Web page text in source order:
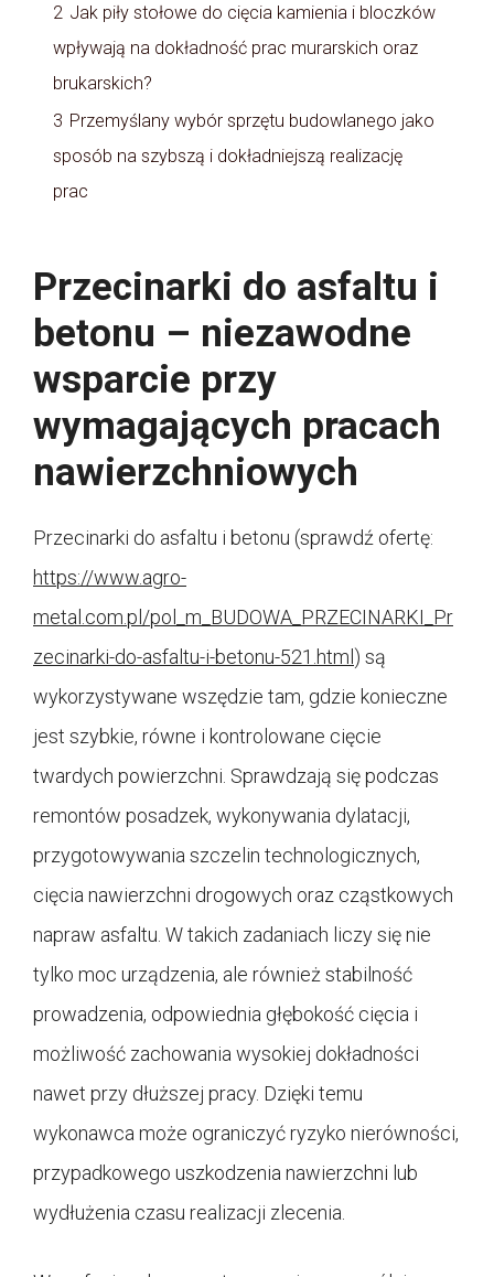
2 Jak piły stołowe do cięcia kamienia i bloczków
wpływają na dokładność prac murarskich oraz
brukarskich?
3 Przemyślany wybór sprzętu budowlanego jako
sposób na szybszą i dokładniejszą realizację
prac
Przecinarki do asfaltu i
betonu – niezawodne
wsparcie przy
wymagających pracach
nawierzchniowych
Przecinarki do asfaltu i betonu (sprawdź ofertę:
https://www.agro-
metal.com.pl/pol_m_BUDOWA_PRZECINARKI_Pr
zecinarki-do-asfaltu-i-betonu-521.html) są
wykorzystywane wszędzie tam, gdzie konieczne
jest szybkie, równe i kontrolowane cięcie
twardych powierzchni. Sprawdzają się podczas
remontów posadzek, wykonywania dylatacji,
przygotowywania szczelin technologicznych,
cięcia nawierzchni drogowych oraz cząstkowych
napraw asfaltu. W takich zadaniach liczy się nie
tylko moc urządzenia, ale również stabilność
prowadzenia, odpowiednia głębokość cięcia i
możliwość zachowania wysokiej dokładności
nawet przy dłuższej pracy. Dzięki temu
wykonawca może ograniczyć ryzyko nierówności,
przypadkowego uszkodzenia nawierzchni lub
wydłużenia czasu realizacji zlecenia.